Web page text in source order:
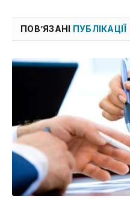
ПОВ’ЯЗАНІ ПУБЛІКАЦІЇ